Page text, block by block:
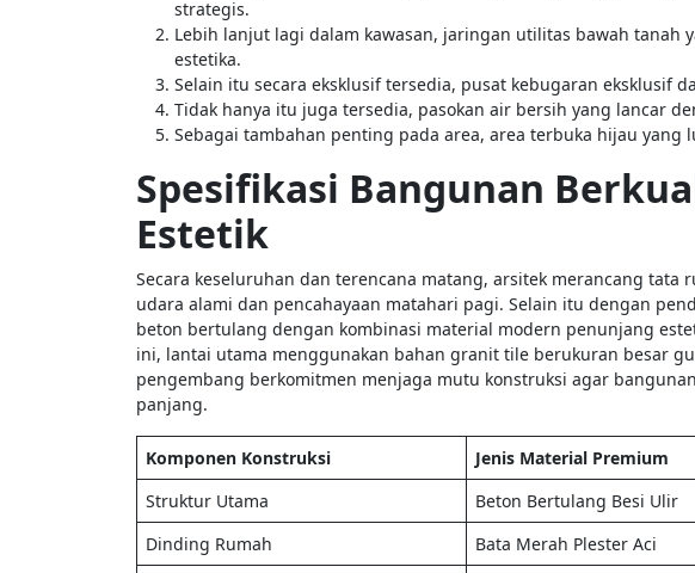
strategis.
Lebih lanjut lagi dalam kawasan, jaringan utilitas bawah tanah
estetika.
Selain itu secara eksklusif tersedia, pusat kebugaran eksklusif
Tidak hanya itu juga tersedia, pasokan air bersih yang lancar
Sebagai tambahan penting pada area, area terbuka hijau
Spesifikasi Bangunan
Estetik
Secara keseluruhan dan terencana matang, arsitek merancang tata
udara alami dan pencahayaan matahari pagi. Selain itu dengan
beton bertulang dengan kombinasi material modern penunjang
ini, lantai utama menggunakan bahan granit tile berukuran besar
pengembang berkomitmen menjaga mutu konstruksi agar
panjang.
Komponen Konstruksi Jenis Material Premium
Struktur Utama
Beton Bertulang Besi Ulir
Dinding Rumah
Bata Merah Plester Aci